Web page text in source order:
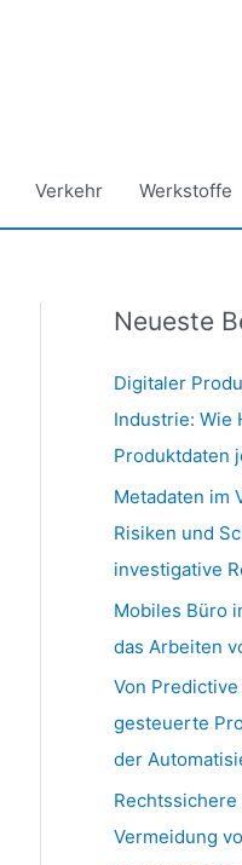
Verkehr Werkstoffe
Neueste
Digitaler
Industrie: Wie
Produktdaten
Metadaten im
Risiken und
investigative
Mobiles Büro
das Arbeiten
Von
gesteuerte
der
Vermeidung